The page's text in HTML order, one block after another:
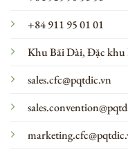
+84 911 95 01 01
Khu Bãi Dài, Đặc
sales.cfc@pqtdic.vn